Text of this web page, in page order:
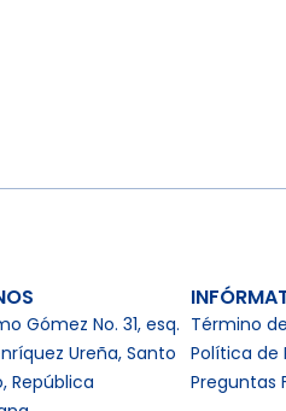
Gómez No. 31, esq.
Ureña, Santo
República
Término
Política de
Preguntas